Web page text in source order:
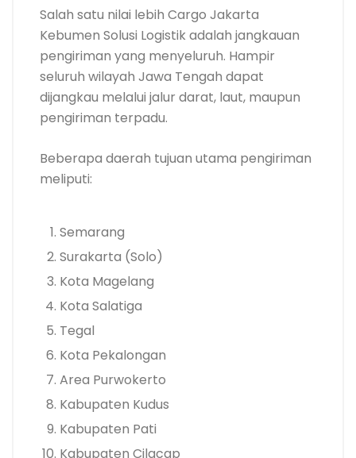
Salah satu nilai lebih Cargo Jakarta
Kebumen Solusi Logistik adalah jangkauan
pengiriman yang menyeluruh. Hampir
seluruh wilayah Jawa Tengah dapat
dijangkau melalui jalur darat, laut, maupun
pengiriman terpadu.
Beberapa daerah tujuan utama pengiriman
meliputi:
Semarang
Surakarta (Solo)
Kota Magelang
Kota Salatiga
Tegal
Kota Pekalongan
Area Purwokerto
Kabupaten Kudus
Kabupaten Pati
Kabupaten Cilacap